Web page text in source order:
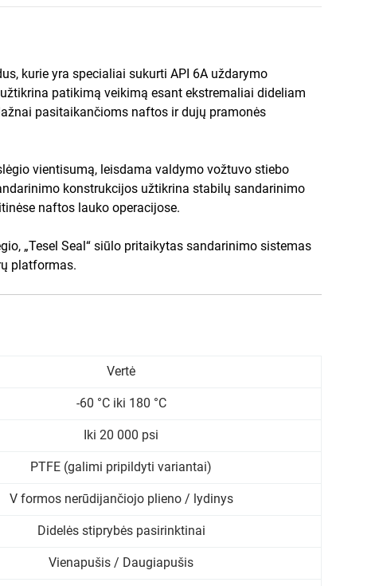
kurie yra specialiai sukurti API 6A uždarymo
patikimą veikimą esant ekstremaliai dideliam
pasitaikančioms naftos ir dujų pramonės
vientisumą, leisdama valdymo vožtuvo stiebo
konstrukcijos užtikrina stabilų sandarinimo
naftos lauko operacijose.
„Tesel Seal“ siūlo pritaikytas sandarinimo sistemas
platformas.
Vertė
-60 °C iki 180 °C
Iki 20 000 psi
PTFE (galimi pripildyti variantai)
V formos nerūdijančiojo plieno / lydinys
Didelės stiprybės pasirinktinai
Vienapušis / Daugiapušis